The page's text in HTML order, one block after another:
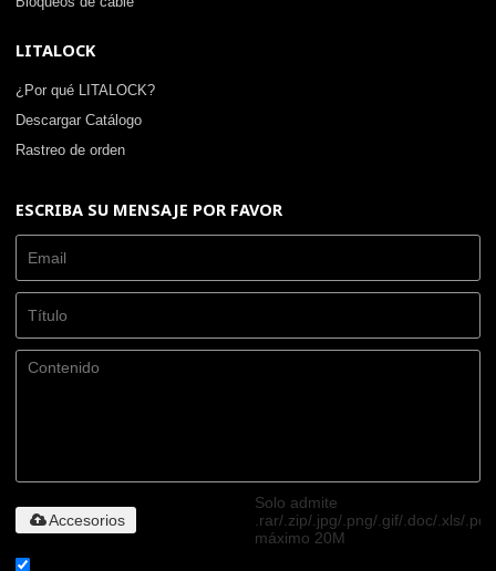
LITALOCK
¿Por qué LITALOCK?
Descargar Catálogo
Rastreo de orden
ESCRIBA SU MENSAJE POR FAVOR
Solo admite
.rar/.zip/.jpg/.png/.gif/.doc/.xls/.pdf,
máximo 20M
Accesorios